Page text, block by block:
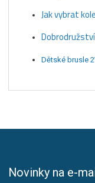
Jak vybrat
Dětské brusle
Novinky na e-